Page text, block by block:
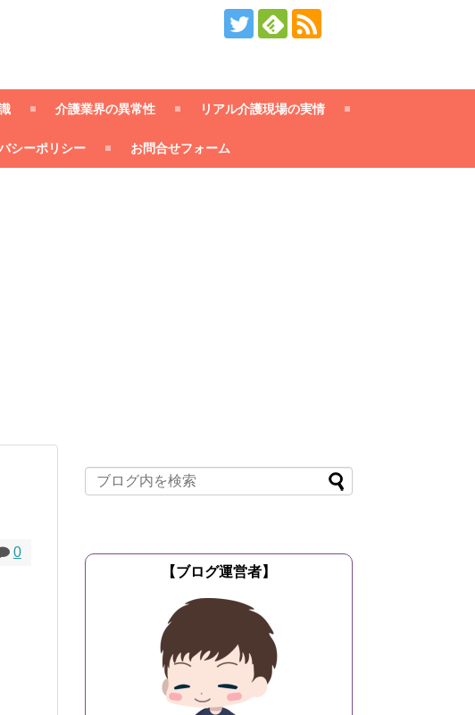
介護業界の異常性 リアル介護現場の実情
シーポリシー お問合せフォーム
0
【ブログ運営者】